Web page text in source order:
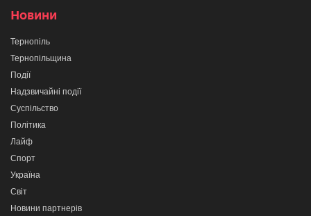
Новини
Тернопіль
Тернопільщина
Події
Надзвичайні події
Суспільство
Політика
Лайф
Спорт
Україна
Світ
Новини партнерів